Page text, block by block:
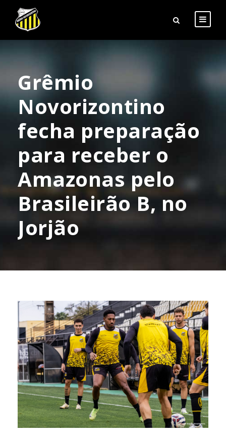
Grêmio
Novorizontino
fecha preparação
para receber o
Amazonas pelo
Brasileirão B, no
Jorjão